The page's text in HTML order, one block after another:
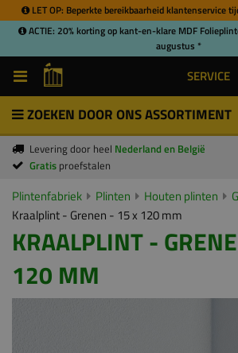
LET OP: Beperkte bereikbaarheid klantenservice
ACTIE: 20% korting op kant-en-klare MDF
augustus *
SERVICE
ZOEKEN DOOR ONS ASSORTIMENT
Levering door heel Nederland en België
Gratis proefstalen
Plintenfabriek Plinten Houten plinten
Kraalplint - Grenen - 15 x 120 mm
KRAALPLINT -
120 MM